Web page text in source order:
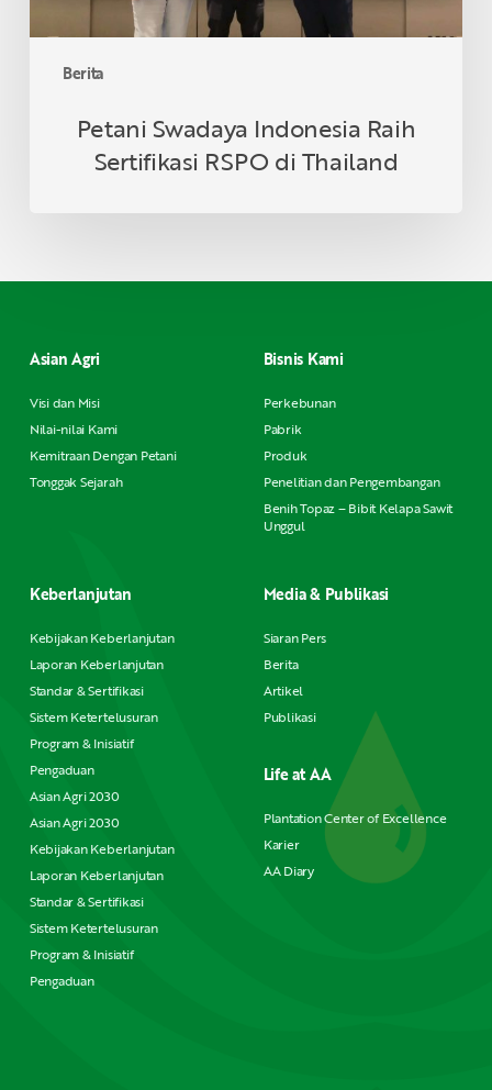
Berita
Petani Swadaya Indonesia Raih
Sertifikasi RSPO di Thailand
Asian Agri
Visi dan Misi
Nilai-nilai Kami
Kemitraan Dengan Petani
Tonggak Sejarah
Bisnis Kami
Perkebunan
Pabrik
Produk
Penelitian dan Pengembangan
Benih Topaz – Bibit Kelapa Sawit
Unggul
Keberlanjutan
Kebijakan Keberlanjutan
Laporan Keberlanjutan
Standar & Sertifikasi
Sistem Ketertelusuran
Program & Inisiatif
Pengaduan
Asian Agri 2030
Asian Agri 2030
Kebijakan Keberlanjutan
Laporan Keberlanjutan
Standar & Sertifikasi
Sistem Ketertelusuran
Program & Inisiatif
Pengaduan
Media & Publikasi
Siaran Pers
Berita
Artikel
Publikasi
Life at AA
Plantation Center of Excellence
Karier
AA Diary